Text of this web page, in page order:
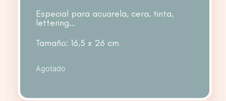
Especial para acuarela, cera, tinta,
lettering…
Tamaño: 16,5 x 26 cm
Agotado